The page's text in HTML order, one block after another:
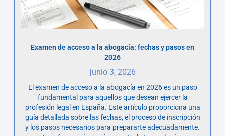
Examen de acceso a la abogacía: fechas y pasos en
2026
junio 3, 2026
El examen de acceso a la abogacía en 2026 es un paso
fundamental para aquellos que desean ejercer la
profesión legal en España. Este artículo proporciona una
guía detallada sobre las fechas, el proceso de inscripción
y los pasos necesarios para prepararte adecuadamente.